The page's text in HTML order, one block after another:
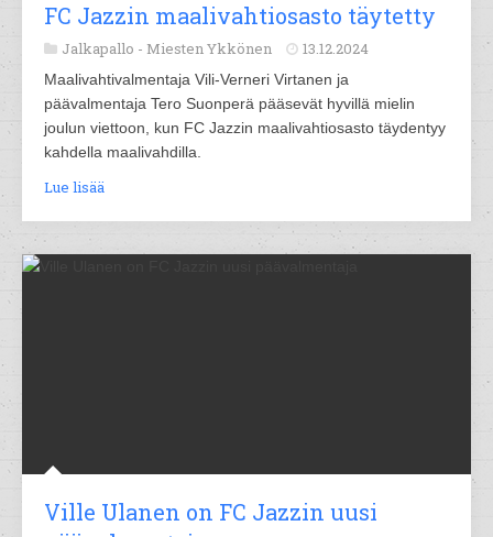
FC Jazzin maalivahtiosasto täytetty
Jalkapallo - Miesten Ykkönen 13.12.2024
Maalivahtivalmentaja Vili-Verneri Virtanen ja
päävalmentaja Tero Suonperä pääsevät hyvillä mielin
joulun viettoon, kun FC Jazzin maalivahtiosasto täydentyy
kahdella maalivahdilla.
Lue lisää
Ville Ulanen on FC Jazzin uusi